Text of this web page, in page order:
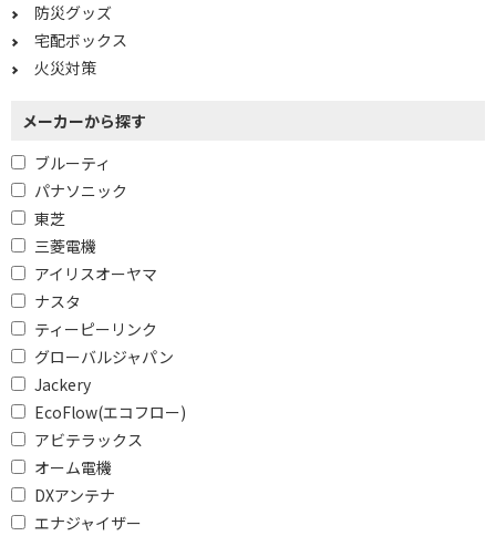
防災グッズ
宅配ボックス
火災対策
メーカーから探す
ブルーティ
パナソニック
東芝
三菱電機
アイリスオーヤマ
ナスタ
ティーピーリンク
グローバルジャパン
Jackery
EcoFlow(エコフロー)
アビテラックス
オーム電機
DXアンテナ
エナジャイザー
タッチパネル液晶機能で絞り込む
録画機能（静止画）で絞り込む
有
ライトの色で絞り込む
白色
AC出力ポート数で絞り込む